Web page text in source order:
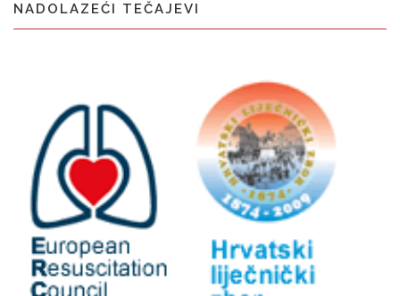
NADOLAZEĆI TEČAJEVI